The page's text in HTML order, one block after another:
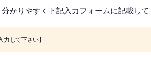
かりやすく下記入力フォームに記載し
して下さい】